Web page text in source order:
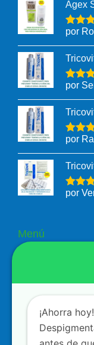
Agex
por
por
por
por
Menú
Tienda
Contacto
Términos y
¡Ahorra